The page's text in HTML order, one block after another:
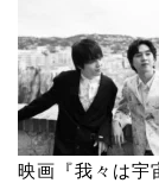
映画『我々は宇